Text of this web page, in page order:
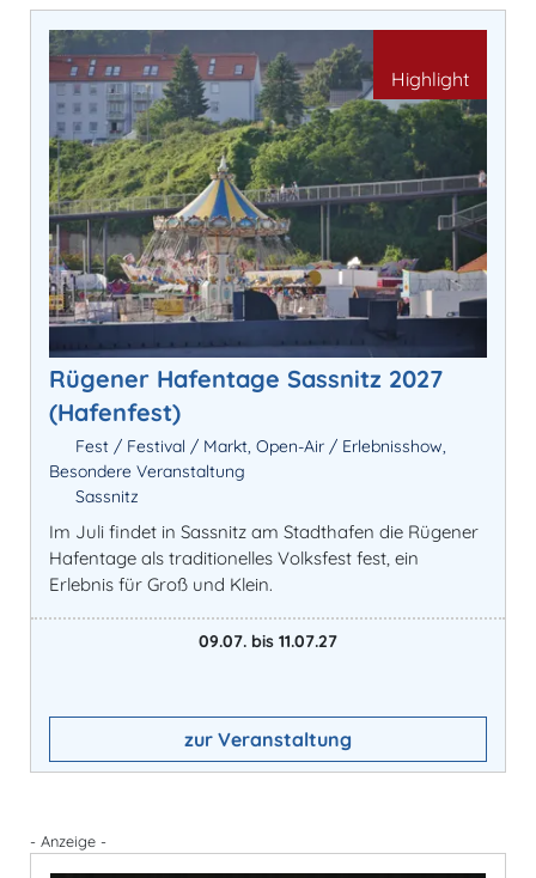
Highlight
Rügener Hafentage Sassnitz 2027
(Hafenfest)
Fest / Festival / Markt, Open-Air / Erlebnisshow,
Besondere Veranstaltung
Sassnitz
Im Juli findet in Sassnitz am Stadthafen die Rügener
Hafentage als traditionelles Volksfest fest, ein
Erlebnis für Groß und Klein.
09.07. bis 11.07.27
zur Veranstaltung
- Anzeige -